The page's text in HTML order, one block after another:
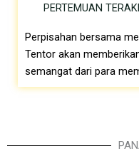
PERTEMUAN
Perpisahan bersama
Tentor akan
semangat dari para